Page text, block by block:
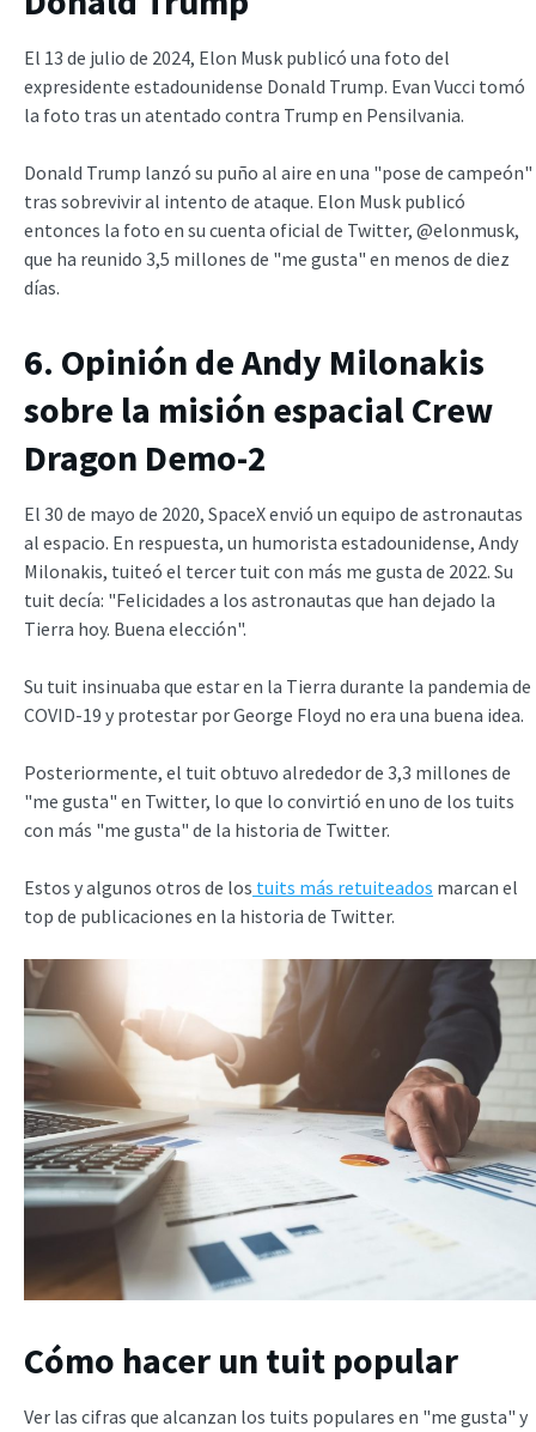
El 13 de julio de 2024, Elon Musk publicó una foto del
expresidente estadounidense Donald Trump. Evan Vucci tomó
la foto tras un atentado contra Trump en Pensilvania.
Donald Trump lanzó su puño al aire en una "pose de campeón"
tras sobrevivir al intento de ataque. Elon Musk publicó
entonces la foto en su cuenta oficial de Twitter, @elonmusk,
que ha reunido 3,5 millones de "me gusta" en menos de diez
días.
6. Opinión de Andy Milonakis
sobre la misión espacial Crew
Dragon Demo-2
El 30 de mayo de 2020, SpaceX envió un equipo de astronautas
al espacio. En respuesta, un humorista estadounidense, Andy
Milonakis, tuiteó el tercer tuit con más me gusta de 2022. Su
tuit decía: "Felicidades a los astronautas que han dejado la
Tierra hoy. Buena elección".
Su tuit insinuaba que estar en la Tierra durante la pandemia de
COVID-19 y protestar por George Floyd no era una buena idea.
Posteriormente, el tuit obtuvo alrededor de 3,3 millones de
"me gusta" en Twitter, lo que lo convirtió en uno de los tuits
con más "me gusta" de la historia de Twitter.
Estos y algunos otros de los tuits más retuiteados marcan el
top de publicaciones en la historia de Twitter.
Cómo hacer un tuit popular
Ver las cifras que alcanzan los tuits populares en "me gusta" y